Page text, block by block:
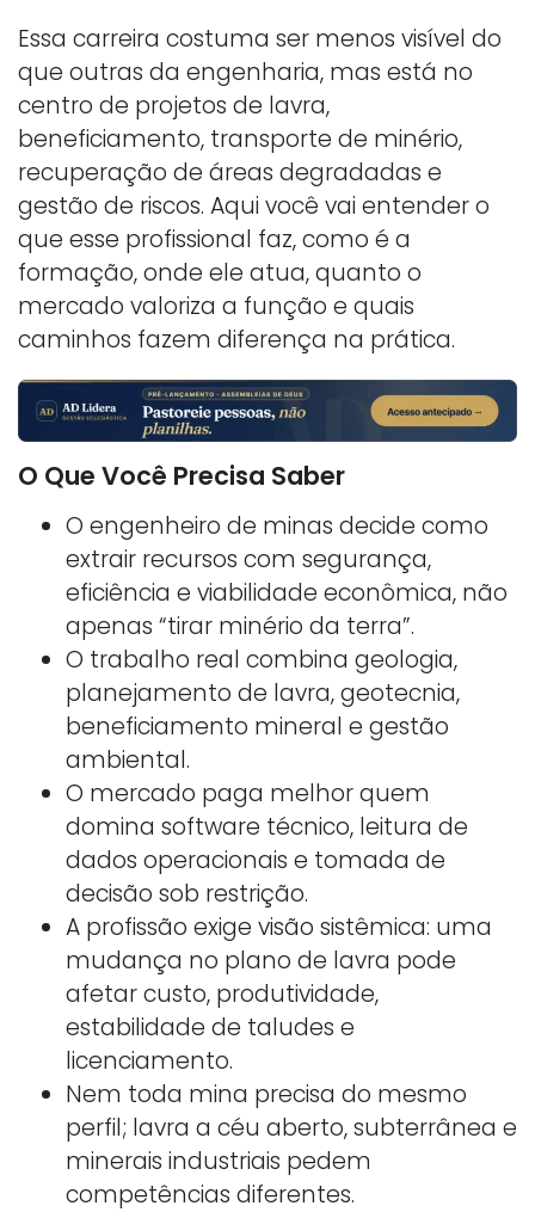
Essa carreira costuma ser menos visível do
que outras da engenharia, mas está no
centro de projetos de lavra,
beneficiamento, transporte de minério,
recuperação de áreas degradadas e
gestão de riscos. Aqui você vai entender o
que esse profissional faz, como é a
formação, onde ele atua, quanto o
mercado valoriza a função e quais
caminhos fazem diferença na prática.
O Que Você Precisa Saber
O engenheiro de minas decide como
extrair recursos com segurança,
eficiência e viabilidade econômica, não
apenas “tirar minério da terra”.
O trabalho real combina geologia,
planejamento de lavra, geotecnia,
beneficiamento mineral e gestão
ambiental.
O mercado paga melhor quem
domina software técnico, leitura de
dados operacionais e tomada de
decisão sob restrição.
A profissão exige visão sistêmica: uma
mudança no plano de lavra pode
afetar custo, produtividade,
estabilidade de taludes e
licenciamento.
Nem toda mina precisa do mesmo
perfil; lavra a céu aberto, subterrânea e
minerais industriais pedem
competências diferentes.